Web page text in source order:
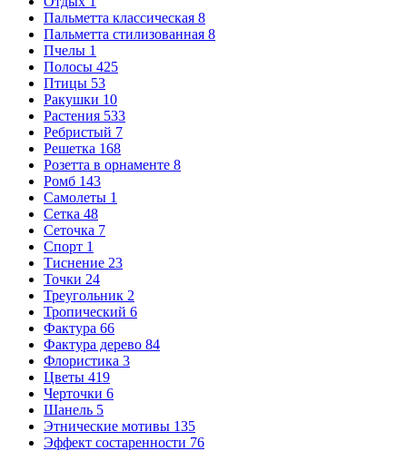
Пальметта классическая 8
Пальметта стилизованная 8
Пчелы 1
Полосы 425
Птицы 53
Ракушки 10
Растения 533
Ребристый 7
Решетка 168
Розетта в орнаменте 8
Ромб 143
Самолеты 1
Сетка 48
Сеточка 7
Спорт 1
Тиснение 23
Точки 24
Треугольник 2
Тропический 6
Фактура 66
Фактура дерево 84
Флористика 3
Цветы 419
Черточки 6
Шанель 5
Этнические мотивы 135
Эффект состаренности 76